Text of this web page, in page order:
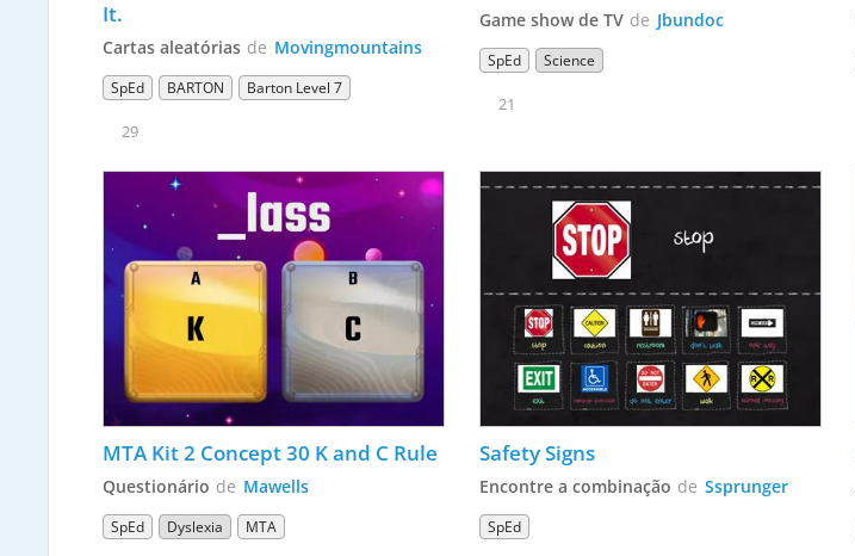
It.
Cartas aleatórias de Movingmountains
SpEd BARTON Barton Level 7
29
Game show de TV de Jbundoc
SpEd Science
21
MTA Kit 2 Concept 30 K and C Rule
Questionário de Mawells
SpEd Dyslexia MTA
Safety Signs
Encontre a combinação de Ssprunger
SpEd